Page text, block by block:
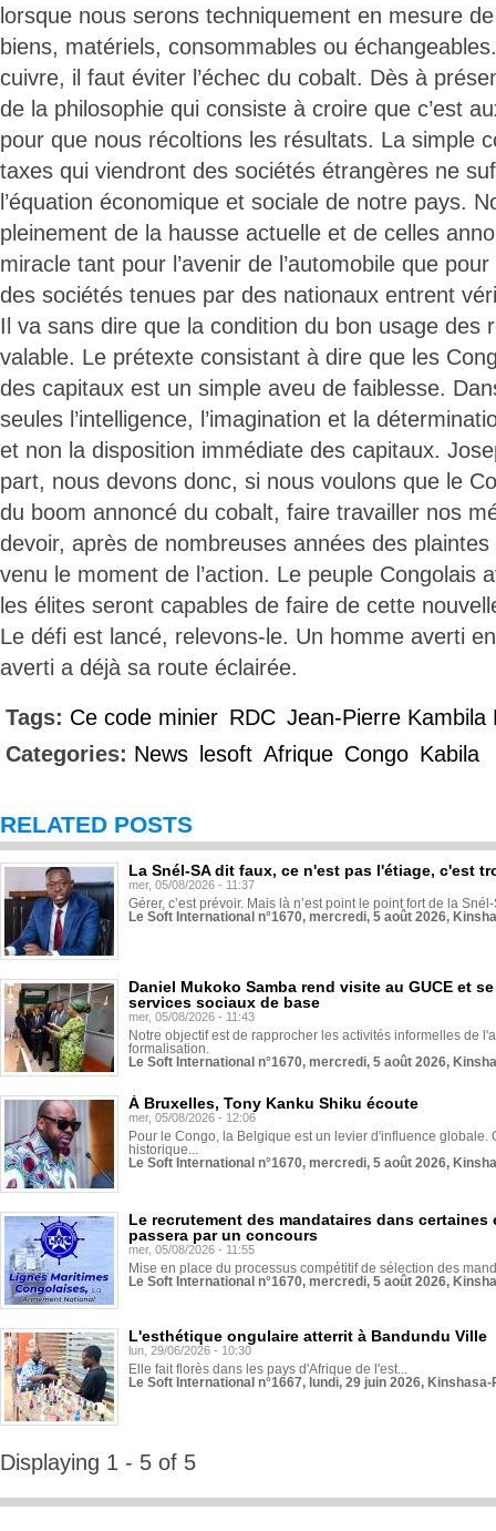
lorsque nous serons techniquement en mesure
biens, matériels, consommables ou
cuivre, il faut éviter l’échec du cobalt. Dès à
de la philosophie qui consiste à croire que c’est
pour que nous récoltions les résultats. La simple
taxes qui viendront des sociétés étrangères ne
l’équation économique et sociale de notre pays.
pleinement de la hausse actuelle et de celles
miracle tant pour l’avenir de l’automobile que
des sociétés tenues par des nationaux entrent
Il va sans dire que la condition du bon usage des
valable. Le prétexte consistant à dire que les
des capitaux est un simple aveu de faiblesse.
seules l’intelligence, l’imagination et la
et non la disposition immédiate des capitaux.
part, nous devons donc, si nous voulons que le
du boom annoncé du cobalt, faire travailler nos
devoir, après de nombreuses années des
venu le moment de l’action. Le peuple Congolais
les élites seront capables de faire de cette
Le défi est lancé, relevons-le. Un homme averti
averti a déjà sa route éclairée.
Tags: Ce code minier RDC Jean-Pierre Kambila
Categories: News lesoft Afrique Congo Kabila
RELATED POSTS
La Snél-SA dit faux, ce n'est pas l'étiage, c'est
mer, 05/08/2026 - 11:37
Gérer, c’est prévoir. Mais là n’est point le point fort de la
Le Soft International n°1670, mercredi, 5 août 2026,
Daniel Mukoko Samba rend visite au GUCE et
services sociaux de base
mer, 05/08/2026 - 11:43
Notre objectif est de rapprocher les activités informelles de
formalisation.
Le Soft International n°1670, mercredi, 5 août 2026,
À Bruxelles, Tony Kanku Shiku écoute
mer, 05/08/2026 - 12:06
Pour le Congo, la Belgique est un levier d'influence globale.
historique...
Le Soft International n°1670, mercredi, 5 août 2026,
Le recrutement des mandataires dans
passera par un concours
mer, 05/08/2026 - 11:55
Mise en place du processus compétitif de sélection des
Le Soft International n°1670, mercredi, 5 août 2026,
L'esthétique ongulaire atterrit à Bandundu Ville
lun, 29/06/2026 - 10:30
Elle fait florès dans les pays d'Afrique de l'est...
Le Soft International n°1667, lundi, 29 juin 2026,
Displaying 1 - 5 of 5